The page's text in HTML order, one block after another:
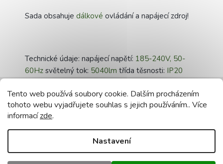
Tento web používá soubory cookie. Dalším procházením
tohoto webu vyjadřujete souhlas s jejich používáním.. Více
informacízde.
Nastavení
Sada obsahuje dálkové ovládání a napájecí zdroj!
Technické údaje: napájecí napětí: 185-240V, 50-
60Hz světelný tok: 5040lm třída těsnosti: IP20
neutrální, studená (volba dálkovým ovladačem)
maximální příkon:63Wmateriál:železo,hliník ,
plastová umělá
životnost lampy:30 000 hodincertifikáty:CE,